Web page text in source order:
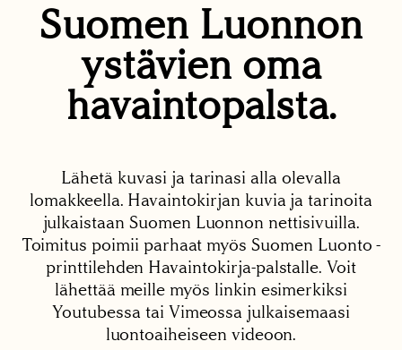
Suomen Luonnon
ystävien oma
havaintopalsta.
Lähetä kuvasi ja tarinasi alla olevalla
lomakkeella. Havaintokirjan kuvia ja tarinoita
julkaistaan Suomen Luonnon nettisivuilla.
Toimitus poimii parhaat myös Suomen Luonto -
printtilehden Havaintokirja-palstalle. Voit
lähettää meille myös linkin esimerkiksi
Youtubessa tai Vimeossa julkaisemaasi
luontoaiheiseen videoon.